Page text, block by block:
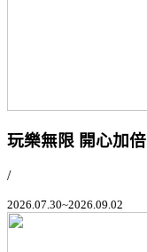
玩樂無限 開心加倍
/
2026.07.30~2026.09.02